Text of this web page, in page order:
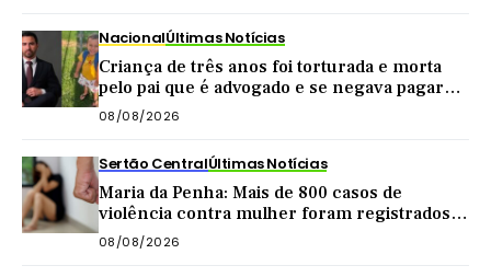
NacionalÚltimas Notícias
Criança de três anos foi torturada e morta
pelo pai que é advogado e se negava pagar
pensão
08/08/2026
Sertão CentralÚltimas Notícias
Maria da Penha: Mais de 800 casos de
violência contra mulher foram registrados
no Sertão Central este ano
08/08/2026